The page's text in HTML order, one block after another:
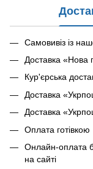
Самовивіз із
Доставка «Нова
Кур'єрська
Доставка
Доставка
Оплата готівкою
Онлайн-оплата
на сайті